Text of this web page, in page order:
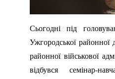
Сьогодні під
Ужгородської районної
районної військової
відбувся семінар-